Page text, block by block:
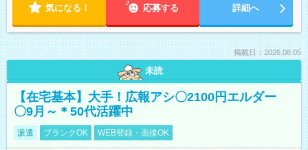
気になる！ 応募する 詳細へ
掲載日：2026.08.05
未読
【在宅基本】大手！広報アシ〇2100円エルダー
〇9月～＊50代活躍中
派遣 ブランクOK WEB登録・面接OK